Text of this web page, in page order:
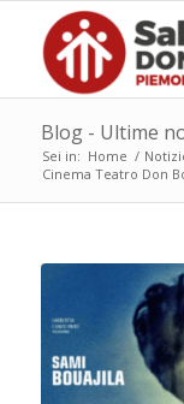
Blog - Ultime
Sei in: Home /
Cinema Teatro Don